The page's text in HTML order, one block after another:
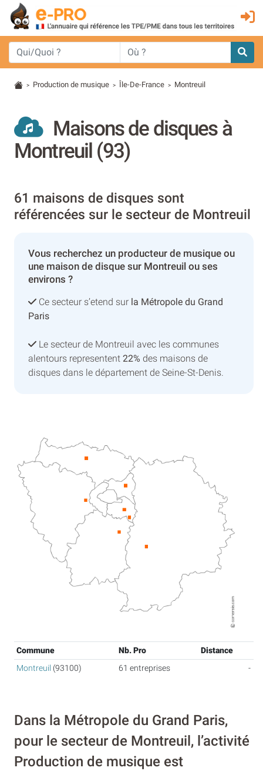
> Production de musique > Île-De-France > Montreuil
Maisons de disques à
Montreuil (93)
61 maisons de disques sont
référencées sur le secteur de Montreuil
Vous recherchez un producteur de musique ou
une maison de disque sur Montreuil ou ses
environs ?
Ce secteur s’etend sur la Métropole du Grand
Paris
Le secteur de Montreuil avec les communes
alentours representent 22% des maisons de
disques dans le département de Seine-St-Denis.
Commune Nb. Pro
Distance
Montreuil (93100) 61 entreprises -
Dans la Métropole du Grand Paris,
pour le secteur de Montreuil, l’activité
Production de musique est